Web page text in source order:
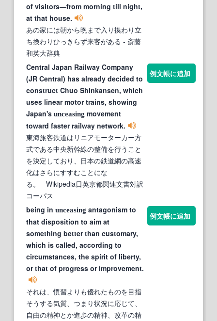
of visitors―from morning till night,
at that house.
あの家には朝から晩まで入り換わり立
ち換わりひっきらず来客がある - 斎藤
和英大辞典
Central Japan Railway Company
(JR Central) has already decided to
construct Chuo Shinkansen, which
uses linear motor trains, showing
Japan's unceasing movement
toward faster railway network.
東海旅客鉄道はリニアモーターカー方
式である中央新幹線の整備を行うこと
を決定しており、日本の鉄道網の高速
化はさらにすすむことにな
る。
- Wikipedia日英京都関連文書対訳
コーパス
例文帳に追加
being in unceasing antagonism to
that disposition to aim at
something better than customary,
which is called, according to
circumstances, the spirit of liberty,
or that of progress or improvement.
それは、慣習よりも優れたものを目指
そうする気質、つまり状況に応じて、
自由の精神とか進歩の精神、改革の精
例文帳に追加